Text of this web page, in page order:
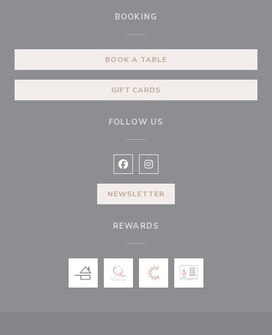
BOOKING
BOOK A TABLE
GIFT CARDS
FOLLOW US
Facebook ((opens in a new
Instagram ((opens in a new
NEWSLETTER
REWARDS